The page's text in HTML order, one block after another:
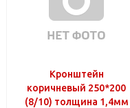
Кронштейн
коричневый 250*200
(8/10) толщина 1,4мм